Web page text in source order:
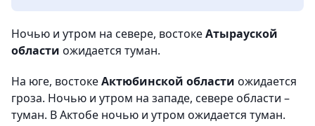
Ночью и утром на севере, востокеАтырауской
области ожидается туман.
На юге, востокеАктюбинской области ожидается
гроза. Ночью и утром на западе, севере области –
туман. В Актобе ночью и утром ожидается туман.